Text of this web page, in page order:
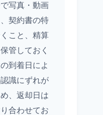
写真・動画
契約書の特
こと、精算
管しておく
到着日によ
識にずれが
、返却日は
合わせてお